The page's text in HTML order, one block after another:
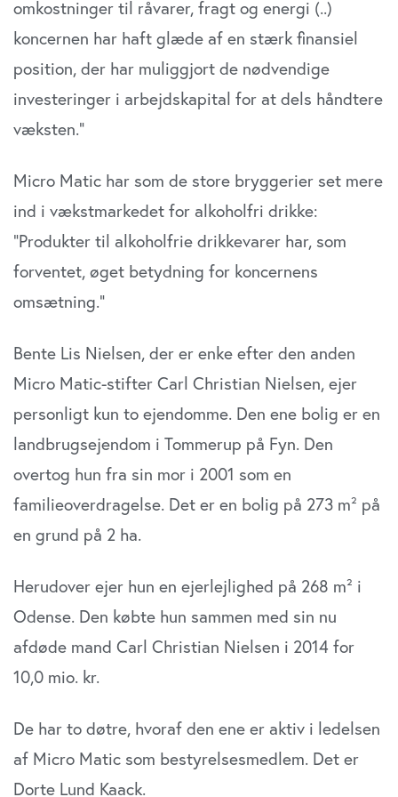
analysepartnere. Vores partnere kan kombinere disse
data med andre oplysninger, du har givet dem, eller som
de har indsamlet fra din brug af deres tjenester. Du
samtykker til vores cookies, hvis du fortsætter med at
anvende vores hjemmeside.
omkostninger til råvarer, fragt og energi (..)
koncernen har haft glæde af en stærk finansiel
position, der har muliggjort de nødvendige
investeringer i arbejdskapital for at dels håndtere
væksten.”
Micro Matic har som de store bryggerier set mere
ind i vækstmarkedet for alkoholfri drikke:
”Produkter til alkoholfrie drikkevarer har, som
forventet, øget betydning for koncernens
omsætning.”
Bente Lis Nielsen, der er enke efter den anden
Micro Matic-stifter Carl Christian Nielsen, ejer
personligt kun to ejendomme. Den ene bolig er en
landbrugsejendom i Tommerup på Fyn. Den
overtog hun fra sin mor i 2001 som en
familieoverdragelse. Det er en bolig på 273 m² på
en grund på 2 ha.
Herudover ejer hun en ejerlejlighed på 268 m² i
Odense. Den købte hun sammen med sin nu
afdøde mand Carl Christian Nielsen i 2014 for
10,0 mio. kr.
De har to døtre, hvoraf den ene er aktiv i ledelsen
af Micro Matic som bestyrelsesmedlem. Det er
Dorte Lund Kaack.